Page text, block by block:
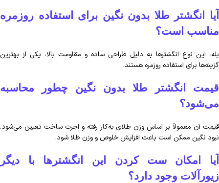
آیا انگشتر طلا بدون نگین برای استفاده روزمره
مناسب است؟
بله، این نوع انگشترها به دلیل طراحی ساده و مقاومت بالا، یکی از بهترین
گزینه‌ها برای استفاده روزمره هستند.
قیمت انگشتر طلا بدون نگین چطور محاسبه
می‌شود؟
قیمت آن معمولاً بر اساس وزن طلای به‌کار رفته و اجرت ساخت تعیین می‌شود.
نبود نگین ممکن است باعث افزایش خلوص و وزن طلا شود.
آیا امکان ست کردن این انگشترها با دیگر
زیورآلات وجود دارد؟